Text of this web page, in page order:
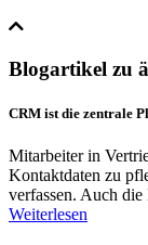
Blogartikel zu
CRM ist die zentrale
Mitarbeiter in
Kontaktdaten zu
verfassen. Auch
Weiterlesen